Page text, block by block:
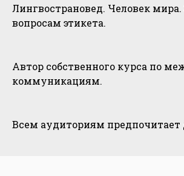
Лингвострановед. Человек мира.
вопросам этикета.
Автор собственного курса по
коммуникациям.
Всем аудиториям предпочитает